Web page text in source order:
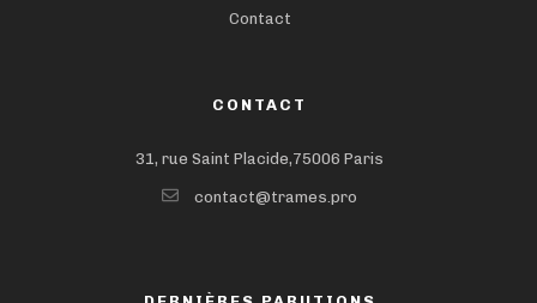
Contact
CONTACT
31, rue Saint Placide,75006 Paris
contact@trames.pro